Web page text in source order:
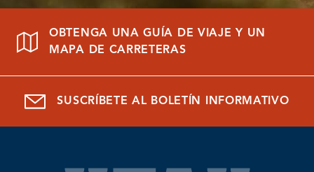
OBTENGA UNA GUÍA DE VIAJE Y UN
MAPA DE CARRETERAS
SUSCRÍBETE AL BOLETÍN INFORMATIVO